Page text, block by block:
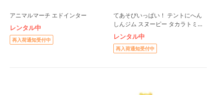
アニマルマーチ エドインター
レンタル中
再入荷通知受付中
てあそびいっぱい！ テントにへん
しんジム スヌーピー タカラトミー
（TAKARA TOMY）
レンタル中
再入荷通知受付中